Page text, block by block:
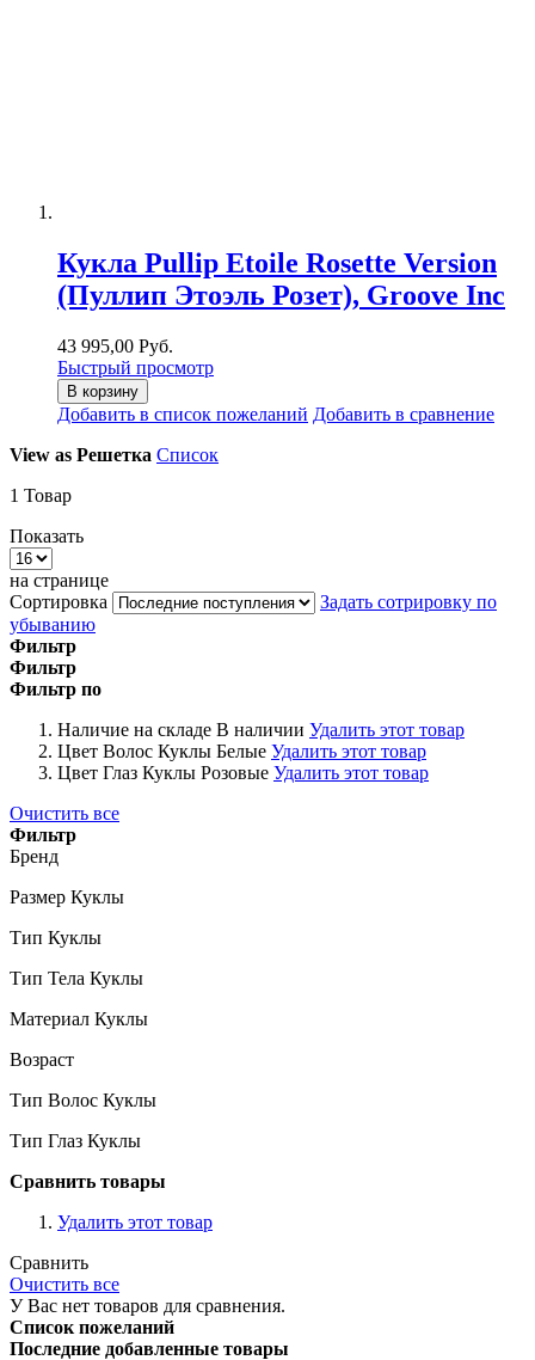
Кукла Pullip Etoile Rosette Version
(Пуллип Этоэль Розет), Groove Inc
43 995,00 Руб.
Быстрый просмотр
В корзину
Добавить в список пожеланий Добавить в сравнение
View as Решетка Список
1 Товар
Показать
на странице
Сортировка
Задать сотрировку по
убыванию
Фильтр
Фильтр
Фильтр по
Наличие на складе В наличии Удалить этот товар
Цвет Волос Куклы Белые Удалить этот товар
Цвет Глаз Куклы Розовые Удалить этот товар
Очистить все
Фильтр
Бренд
Размер Куклы
Тип Куклы
Тип Тела Куклы
Материал Куклы
Возраст
Тип Волос Куклы
Тип Глаз Куклы
Сравнить товары
Удалить этот товар
Сравнить
Очистить все
У Вас нет товаров для сравнения.
Список пожеланий
Последние добавленные товары